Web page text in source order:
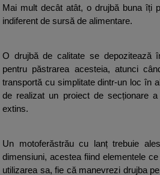
Mai mult decât atât, o drujbă buna îți
indiferent de sursă de alimentare.
O drujbă de calitate se depozitează
pentru păstrarea acesteia, atunci
transportă cu simplitate dintr-un loc în
de realizat un proiect de secționare
extins.
Un motoferăstrău cu lanț trebuie
dimensiuni, acestea fiind elementele
utilizarea sa, fie că manevrezi drujba